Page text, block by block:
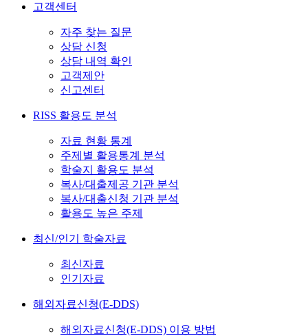
고객센터
자주 찾는 질문
상담 신청
상담 내역 확인
고객제안
신고센터
RISS 활용도 분석
자료 현황 통계
주제별 활용통계 분석
학술지 활용도 분석
복사/대출제공 기관 분석
복사/대출신청 기관 분석
활용도 높은 주제
최신/인기 학술자료
최신자료
인기자료
해외자료신청(E-DDS)
해외자료신청(E-DDS) 이용 방법